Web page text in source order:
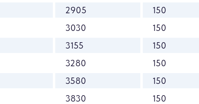
2905 150
3030 150
3155 150
3280 150
3580 150
3830 150